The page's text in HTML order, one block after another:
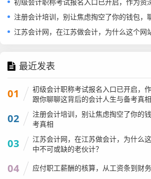
敏感。
事务所的晋升路径通常很固定：审计员 -
理 -> 高级经理 -> 合伙人，这条路就像一
注册会计培训，别让焦虑掏空了你的钱包，聊聊我
江苏会计网，在江苏做会计，为什么这个网站是你职业生涯中
最近发表
01
初级会计职称考试报名入口已开启，
跟你聊聊这背后的会计人生与备考真相
02
注册会计培训，别让焦虑掏空了你的
考真相
03
江苏会计网，在江苏做会计，为什么
中不可或缺的老伙计？
04 应付职工薪酬的核算，从工资条到财